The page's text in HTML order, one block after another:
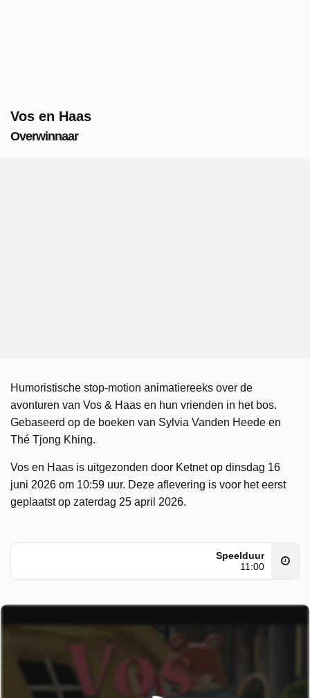
Vos en Haas
Overwinnaar
Humoristische stop-motion animatiereeks over de
avonturen van Vos & Haas en hun vrienden in het bos.
Gebaseerd op de boeken van Sylvia Vanden Heede en
Thé Tjong Khing.
Vos en Haas is uitgezonden door Ketnet op dinsdag 16
juni 2026 om 10:59 uur. Deze aflevering is voor het eerst
geplaatst op zaterdag 25 april 2026.
Speelduur
11:00